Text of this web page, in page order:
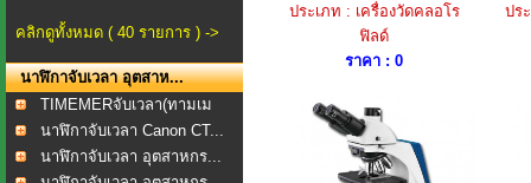
คลิกดูทั้งหมด ( 40 รายการ ) ->
นาฬิกาจับเวลา อุตสาห...
TIMEMERจับเวลา(ทามเม
อร...
นาฬิกาจับเวลา Canon CT...
นาฬิกาจับเวลา อุตสาหกร...
ประเภท : เครื่องวัดคลอโร
ฟิลด์
ราคา : 0
ปร